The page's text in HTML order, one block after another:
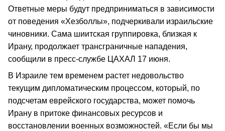
Ответные меры будут предприниматься в зависимости
от поведения «Хезболлы», подчеркивали израильские
чиновники. Сама шиитская группировка, близкая к
Ирану, продолжает трансграничные нападения,
сообщили в пресс-службе ЦАХАЛ 17 июня.
В Израиле тем временем растет недовольство
текущим дипломатическим процессом, который, по
подсчетам еврейского государства, может помочь
Ирану в притоке финансовых ресурсов и
восстановлении военных возможностей. «Если бы мы